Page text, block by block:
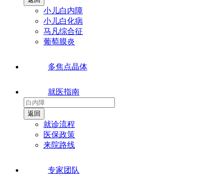
小儿白内障
小儿白化病
马凡综合征
葡萄膜炎
多焦点晶体
就医指南
就诊流程
医保政策
来院路线
专家团队